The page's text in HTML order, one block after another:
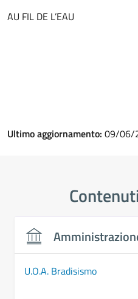
AU FIL DE L’EAU
Ultimo aggiornamento: 09/06/
U.O.A. Bradisismo